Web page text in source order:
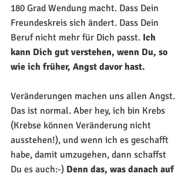
180 Grad Wendung macht. Dass Dein
Freundeskreis sich ändert. Dass Dein
Beruf nicht mehr für Dich passt. Ich
kann Dich gut verstehen, wenn Du, so
wie ich früher, Angst davor hast.
Veränderungen machen uns allen Angst.
Das ist normal. Aber hey, ich bin Krebs
(Krebse können Veränderung nicht
ausstehen!), und wenn ich es geschafft
habe, damit umzugehen, dann schaffst
Du es auch:-) Denn das, was danach auf